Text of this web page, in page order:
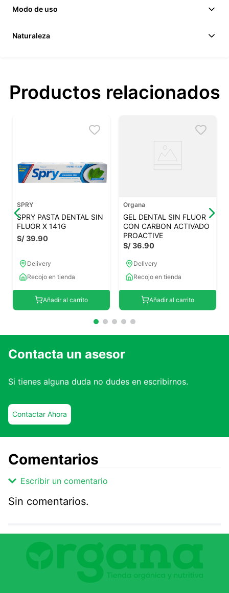
Modo de uso
Naturaleza
Productos relacionados
SPRY
SPRY PASTA DENTAL SIN
FLUOR X 141G
S/39.90
Delivery
Recojo en tienda
Añadir al carrito
Organa
GEL DENTAL SIN FLUOR
CON CARBON ACTIVADO
PROACTIVE
S/36.90
Delivery
Recojo en tienda
Añadir al carrito
Contacta un asesor
Si tienes alguna duda no dudes en escribirnos.
Contactar Ahora
Comentarios
Escribir un comentario
Comentario
Califique el producto de 1 a 5 estrellas
Sin comentarios.